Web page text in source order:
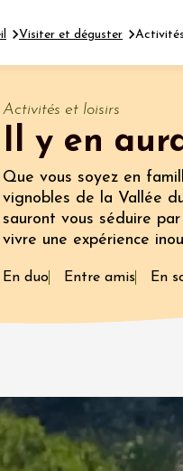
Type
07
La
Visiter et déguster
Activités et loisirs
Il y en
Que vous soyez en
vignobles de la Vallée
sauront vous séduire
vivre une expérience
En duo Entre amis En